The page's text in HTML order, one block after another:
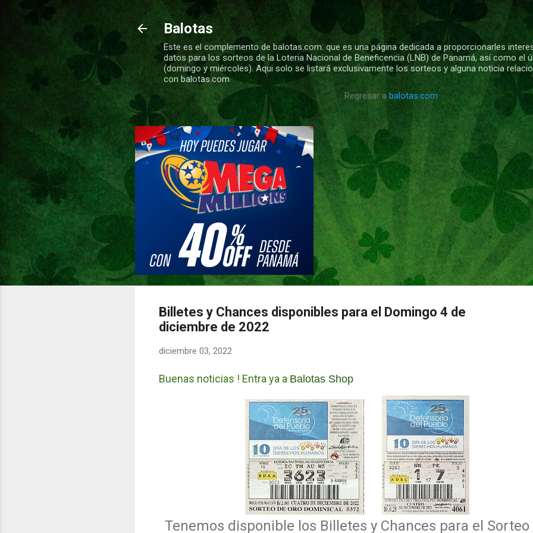
Ir al contenido principal
Balotas
Este es el complemento de balotas.com: que es una página dedicada a proporcionarles
datos para los sorteos de la Loteria Nacional de Beneficencia (LNB) de Panamá, así como el
(domingo y miércoles). Aqui solo se listará exclusivamente los sorteos y alguna noticia
con balotas.com
Regresar abalotas.com
Billetes y Chances disponibles para el Domingo 4 de
diciembre de 2022
diciembre 03, 2022
Buenas noticias ! Entra ya a Balotas Shop
Tenemos disponible los Billetes y Chances para el Sorteo